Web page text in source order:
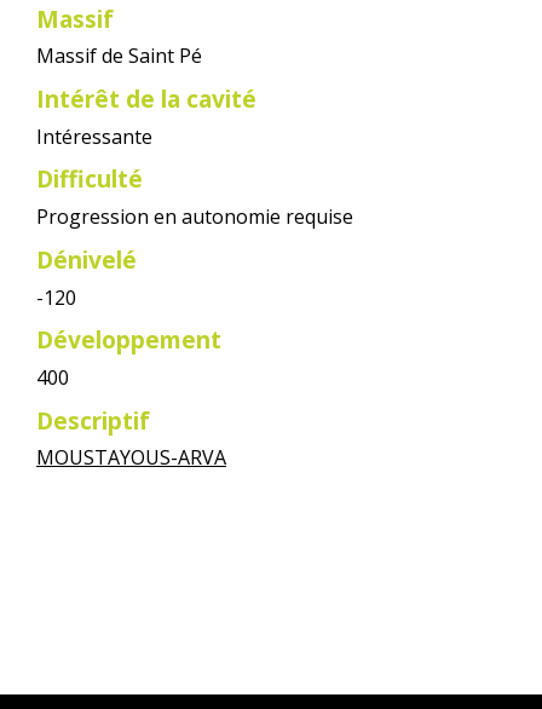
CONTACTS
Massif
Massif de Saint Pé
Intérêt de la cavité
Intéressante
Difficulté
Progression en autonomie requise
Dénivelé
-120
Développement
400
Descriptif
MOUSTAYOUS-ARVA